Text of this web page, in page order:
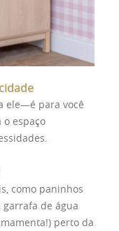
ele—é para você
o espaço
como paninhos
de água
perto da